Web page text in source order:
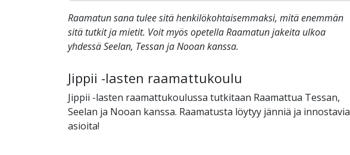
Raamatun sana tulee sitä henkilökohtaisemmaksi, mitä enemmän
sitä tutkit ja mietit. Voit myös opetella Raamatun jakeita ulkoa
yhdessä Seelan, Tessan ja Nooan kanssa.
Jippii -lasten raamattukoulu
Jippii -lasten raamattukoulussa tutkitaan Raamattua Tessan,
Seelan ja Nooan kanssa. Raamatusta löytyy jänniä ja innostavia
asioita!